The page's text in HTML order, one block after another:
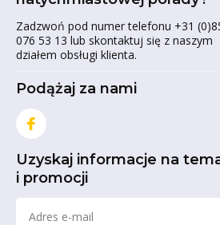
Zadzwoń pod numer telefonu +31
076 53 13 lub skontaktuj się z naszym
działem obsługi klienta.
Podążaj za nami
Uzyskaj informacje na
i promocji